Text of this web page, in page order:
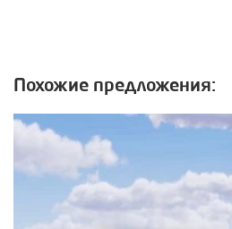
Похожие предложения: